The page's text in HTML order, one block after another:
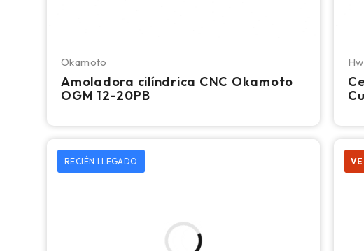
Okamoto
Amoladora cilíndrica CNC Okamoto
OGM 12-20PB
RECIÉN LLEGADO